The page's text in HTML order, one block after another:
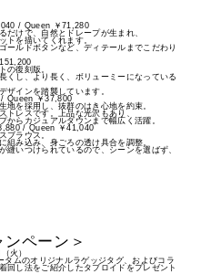
/ Queen ￥71,280
だけで、自然とドレープが生まれ、
トを描いてくれます。
ールドボタンなど、ディテールまでこだわり
の復刻版。
くし、より長く、ボリューミーになっている
ザインを踏襲しています。
Queen ￥37,800
地を採用し、抜群のはき心地を約束。
トレスです。上品な光沢もあり、
からカジュアルダウンまで幅広く活躍。
/ Queen ￥41,040
ブラウス。
組み込み、身ごろの透け具合を調整。
いつけられているので、シーンを選ばず、
ペーン＞
火）
ムのオリジナルラゲッジタグ、およびコラ
回し法をご紹介したタブロイドをプレゼント